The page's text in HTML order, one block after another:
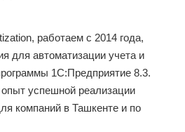
работаем с 2014 года,
для автоматизации учета и
1С:Предприятие 8.3.
успешной реализации
компаний в Ташкенте и по